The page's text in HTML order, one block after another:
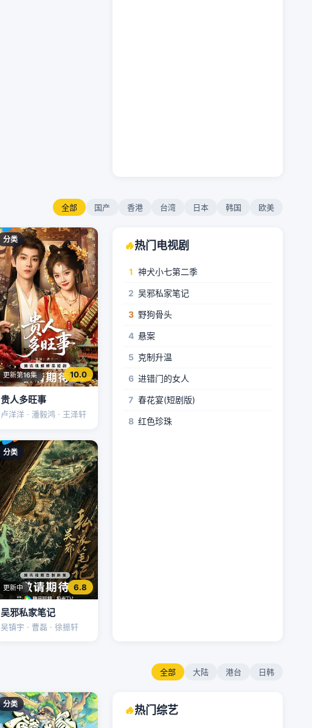
全部 国产 香港 台湾 日本 韩国 欧美
分类
10.0
更新第16集
贵人多旺事
卢洋洋 · 潘毅鸿 · 王泽轩
分类
6.8
更新中
吴邪私家笔记
吴镇宇 · 曹磊 · 徐振轩
🔥热门电视剧
1 神犬小七第二季
2 吴邪私家笔记
3 野狗骨头
4 悬案
5 克制升温
6 进错门的女人
7 春花宴(短剧版)
8 红色珍珠
全部 大陆 港台 日韩
分类 🔥热门综艺